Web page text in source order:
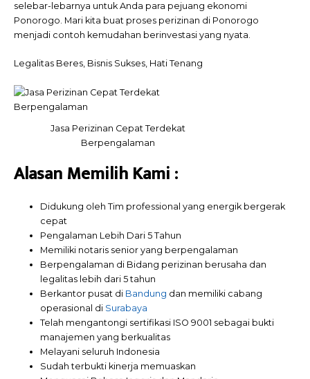
selebar-lebarnya untuk Anda para pejuang ekonomi
Ponorogo. Mari kita buat proses perizinan di Ponorogo
menjadi contoh kemudahan berinvestasi yang nyata.
Legalitas Beres, Bisnis Sukses, Hati Tenang
Jasa Perizinan Cepat Terdekat
Berpengalaman
Alasan MemilihKami:
Didukung oleh Tim professional yang energik bergerak
cepat
Pengalaman Lebih Dari 5 Tahun
Memiliki notaris senior yang berpengalaman
Berpengalaman di Bidang perizinan berusaha dan
legalitas lebih dari 5 tahun
Berkantor pusat di Bandung dan memiliki cabang
operasional di Surabaya
Telah mengantongi sertifikasi ISO 9001 sebagai bukti
manajemen yang berkualitas
Melayani seluruh Indonesia
Sudah terbukti kinerja memuaskan